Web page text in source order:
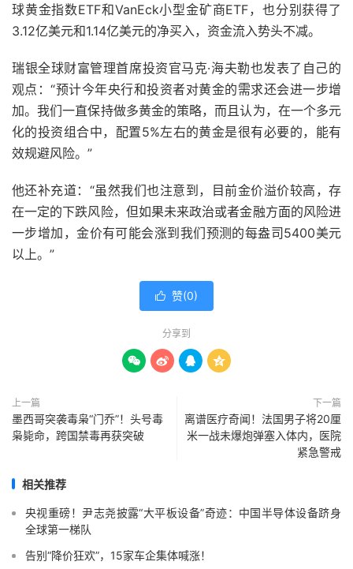
球黄金指数ETF和VanEck小型金矿商ETF，也分别获得了
3.12亿美元和1.14亿美元的净买入，资金流入势头不减。
瑞银全球财富管理首席投资官马克·海夫勒也发表了自己的
观点：“预计今年央行和投资者对黄金的需求还会进一步增
加。我们一直保持做多黄金的策略，而且认为，在一个多元
化的投资组合中，配置5%左右的黄金是很有必要的，能有
效规避风险。”
他还补充道：“虽然我们也注意到，目前金价溢价较高，存
在一定的下跌风险，但如果未来政治或者金融方面的风险进
一步增加，金价有可能会涨到我们预测的每盎司5400美元
以上。”
 赞(0)
分享到
   
上一篇
墨西哥突袭毒枭“门乔”！头号毒
枭毙命，跨国禁毒再获突破
下一篇
离谱医疗奇闻！法国男子将20厘
米一战未爆炮弹塞入体内，医院
紧急警戒
相关推荐
央视重磅！尹志尧披露“大平板设备”奇迹：中国半导体设备跻身
全球第一梯队
告别“降价狂欢”，15家车企集体喊涨！